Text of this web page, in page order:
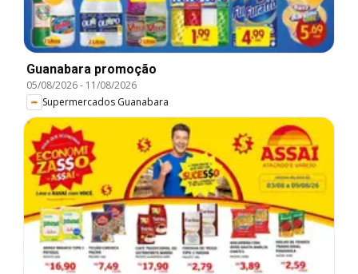
Guanabara promoção
05/08/2026- 11/08/2026
Supermercados Guanabara